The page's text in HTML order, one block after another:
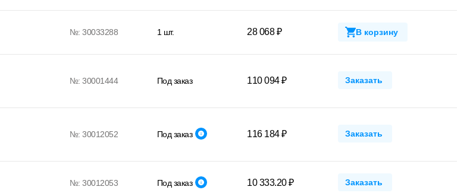
№: 30033288 1 шт. 28 068 ₽ В корзину
№: 30001444 Под заказ 110 094 ₽ Заказать
№: 30012052 Под заказ 116 184 ₽ Заказать
№: 30012053 Под заказ 10 333.20 ₽ Заказать